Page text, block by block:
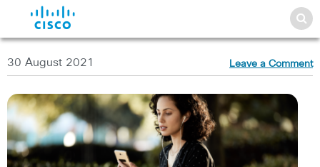
30 August 2021 Leave a Comment